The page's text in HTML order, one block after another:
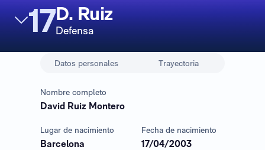
17D. Ruiz
Defensa
Datos personales Trayectoria
Nombre completo
David Ruiz Montero
Lugar de nacimiento
Barcelona
Fecha de nacimiento
17/04/2003